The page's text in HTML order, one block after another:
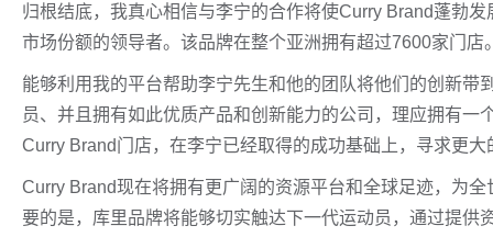
归根结底，我真心相信与李宁的合作将使Curry Brand蓬勃
市场份额的领导者。该品牌在整个亚洲拥有超过7600家门店
能够利用我的平台帮助李宁先生和他的团队将他们的创新带
员、并且拥有如此优质产品和创新能力的公司，理应拥有一
Curry Brand门店，在李宁已经取得的成功基础上，寻求更大
Curry Brand现在将拥有更广阔的资源平台和全球足迹，为
要的是，库里品牌将能够切实触达下一代运动员，通过提